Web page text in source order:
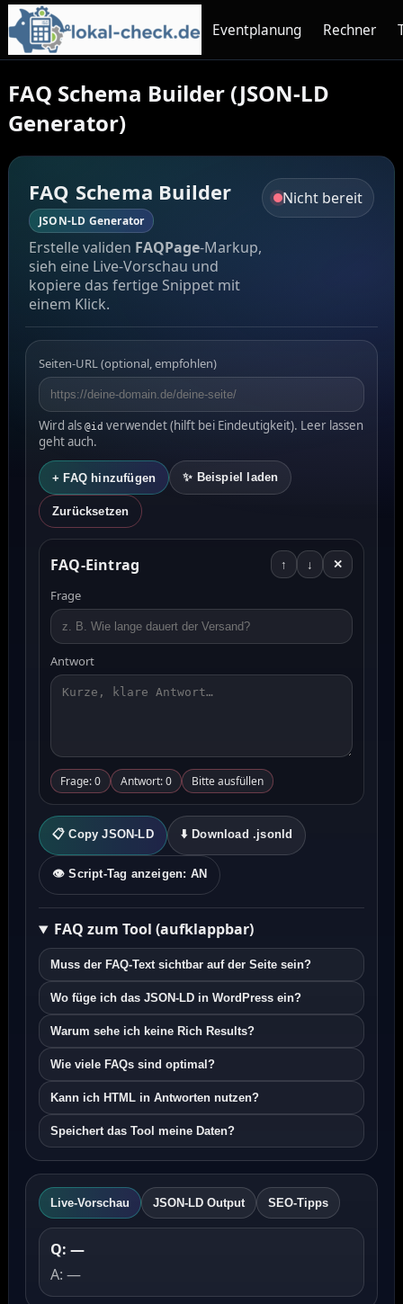
Eventplanung Rechner
FAQ Schema Builder (JSON-LD
Generator)
FAQ Schema Builder
JSON-LD Generator
Erstelle validen FAQPage-Markup,
sieh eine Live-Vorschau und
kopiere das fertige Snippet mit
einem Klick.
Nicht bereit
Seiten-URL (optional, empfohlen)
Wird als @id verwendet (hilft bei Eindeutigkeit). Leer lassen
geht auch.
+ FAQ hinzufügen ✨ Beispiel laden
Zurücksetzen
FAQ-Eintrag ↑ ↓ ✕
Frage
Antwort
Frage:0 Antwort:0 Bitte ausfüllen
📋 Copy JSON-LD ⬇️ Download .jsonld
👁️ Script-Tag anzeigen: AN
FAQ zum Tool (aufklappbar)
Muss der FAQ-Text sichtbar auf der Seite sein?
Wo füge ich das JSON-LD in WordPress ein?
Warum sehe ich keine Rich Results?
Wie viele FAQs sind optimal?
Kann ich HTML in Antworten nutzen?
Speichert das Tool meine Daten?
Live-Vorschau JSON-LD Output SEO-Tipps
Q: —
A: —